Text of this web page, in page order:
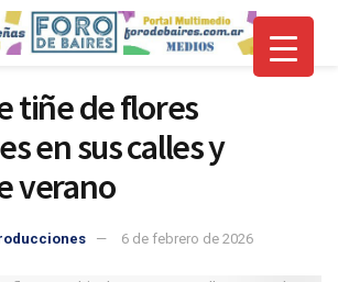
tiñe de flores
en sus calles y
verano
6 de febrero de 2026